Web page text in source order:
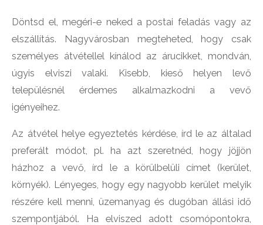
Döntsd el, megéri-e neked a postai feladás vagy az
elszállítás. Nagyvárosban megteheted, hogy csak
személyes átvétellel kínálod az árucikket, mondván,
úgyis elviszi valaki. Kisebb, kieső helyen levő
településnél érdemes alkalmazkodni a vevő
igényeihez.
Az átvétel helye egyeztetés kérdése, írd le az általad
preferált módot, pl. ha azt szeretnéd, hogy jöjjön
házhoz a vevő, írd le a körülbelüli címet (kerület,
környék). Lényeges, hogy egy nagyobb kerület melyik
részére kell menni, üzemanyag és dugóban állási idő
szempontjából. Ha elviszed adott csomópontokra,